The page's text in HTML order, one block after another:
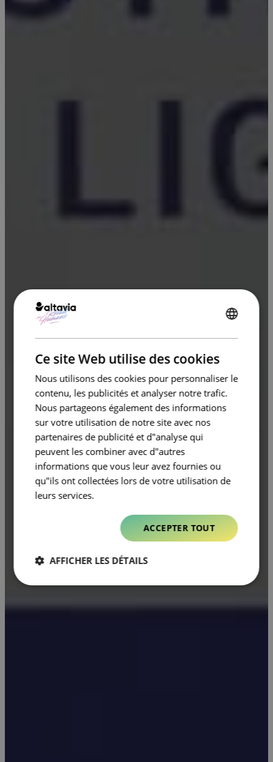
Ce site Web utilise des cookies
Nous utilisons des cookies pour personnaliser le
contenu, les publicités et analyser notre trafic.
Nous partageons également des informations
sur votre utilisation de notre site avec nos
partenaires de publicité et d"analyse qui
peuvent les combiner avec d"autres
informations que vous leur avez fournies ou
qu"ils ont collectées lors de votre utilisation de
leurs services.
ACCEPTER TOUT
AFFICHER LES DÉTAILS